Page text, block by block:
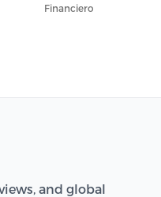
Financiero
and global